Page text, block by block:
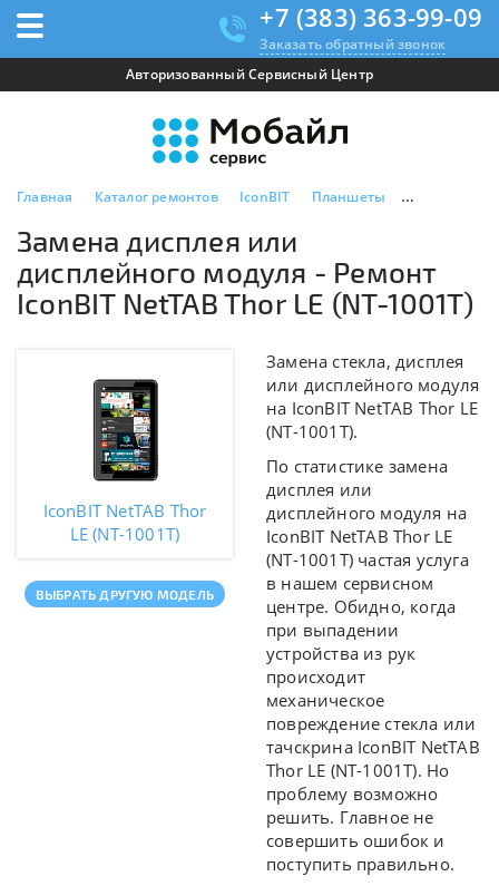
+7 (383) 363-99-09
Заказать обратный звонок
Авторизованный Сервисный Центр
Главная Каталог ремонтов IconBIT Планшеты IconBIT
Замена дисплея или
дисплейного модуля - Ремонт
IconBIT NetTAB Thor LE (NT-1001T)
IconBIT NetTAB Thor
LE (NT-1001T)
ВЫБРАТЬ ДРУГУЮ МОДЕЛЬ
Замена стекла, дисплея
или дисплейного модуля
на IconBIT NetTAB Thor LE
(NT-1001T).
По статистике замена
дисплея или
дисплейного модуля на
IconBIT NetTAB Thor LE
(NT-1001T) частая услуга
в нашем сервисном
центре. Обидно, когда
при выпадении
устройства из рук
происходит
механическое
повреждение стекла или
тачскрина IconBIT NetTAB
Thor LE (NT-1001T). Но
проблему возможно
решить. Главное не
совершить ошибок и
поступить правильно.